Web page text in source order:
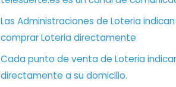
Las Administraciones de Loteria
comprar Loteria directamente
Cada punto de venta de Loteria
directamente a su domicilio.